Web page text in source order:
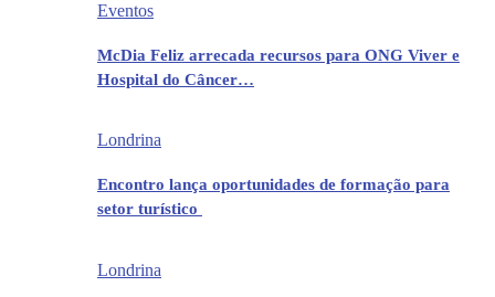
Eventos
McDia Feliz arrecada recursos para ONG Viver e
Hospital do Câncer…
Londrina
Encontro lança oportunidades de formação para
setor turístico
Londrina